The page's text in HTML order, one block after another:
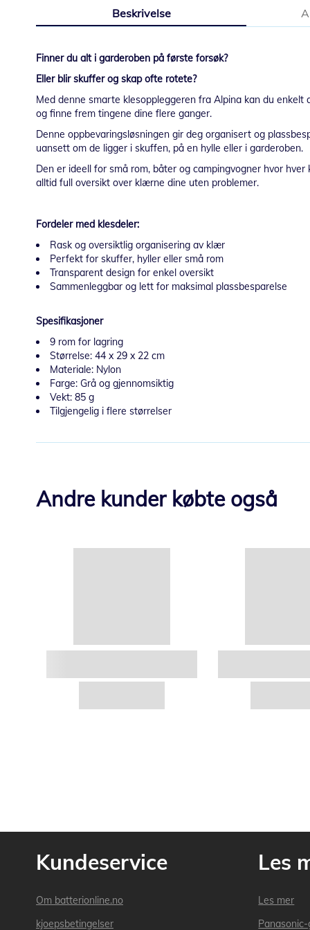
av
Beskrivelse
Finner du alt i garderoben på første forsøk?
Eller blir skuffer og skap ofte rotete?
Med denne smarte klesoppleggeren fra Alpina kan du
og finne frem tingene dine flere ganger.
Denne oppbevaringsløsningen gir deg organisert og
uansett om de ligger i skuffen, på en hylle eller i garderoben.
Den er ideell for små rom, båter og campingvogner hvor
alltid full oversikt over klærne dine uten problemer.
Fordeler med klesdeler:
Rask og oversiktlig organisering av klær
Perfekt for skuffer, hyller eller små rom
Transparent design for enkel oversikt
Sammenleggbar og lett for maksimal plassbesparelse
Spesifikasjoner
9 rom for lagring
Størrelse: 44 x 29 x 22 cm
Materiale: Nylon
Farge: Grå og gjennomsiktig
Vekt: 85 g
Tilgjengelig i flere størrelser
Andre kunder købte også
Kundeservice
Om batterionline.no
kjoepsbetingelser
Les
Les mer